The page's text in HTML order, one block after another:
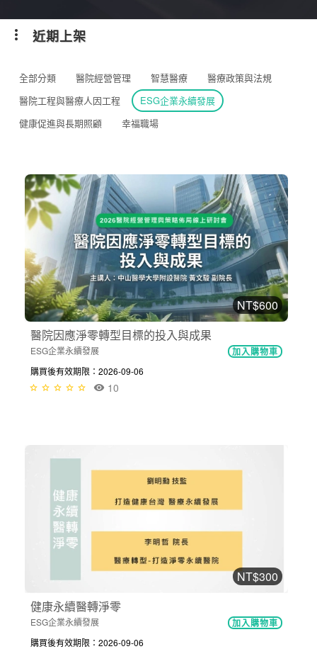
近期上架
全部分類 醫院經營管理 智慧醫療
醫療政策與法規
醫院工程與醫療人因工程
ESG企業永續發展
健康促進與長期照顧
幸福職場
NT$600
醫院因應淨零轉型目標的投入與成果
ESG企業永續發展 加入購物車
購買後有效期限：2026-09-06
10
NT$300
健康永續醫轉淨零
ESG企業永續發展 加入購物車
購買後有效期限：2026-09-06